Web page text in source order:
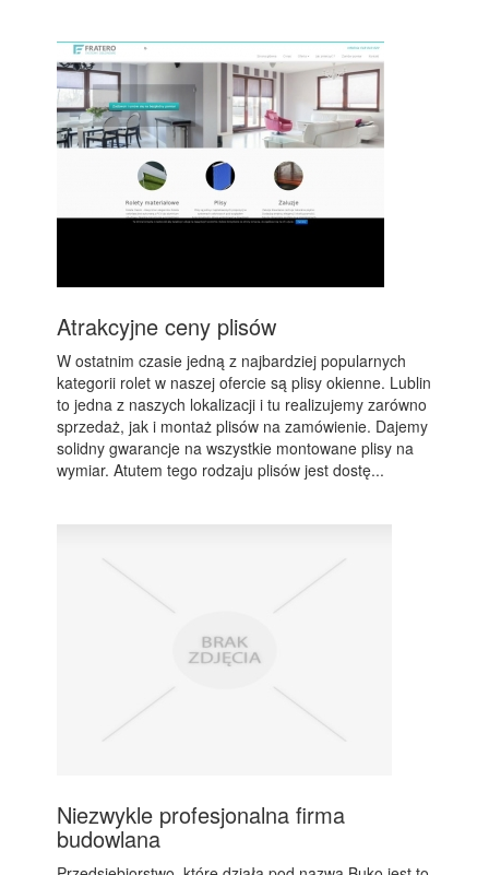
Atrakcyjne ceny plisów
W ostatnim czasie jedną z najbardziej popularnych
kategorii rolet w naszej ofercie są plisy okienne. Lublin
to jedna z naszych lokalizacji i tu realizujemy zarówno
sprzedaż, jak i montaż plisów na zamówienie. Dajemy
solidny gwarancje na wszystkie montowane plisy na
wymiar. Atutem tego rodzaju plisów jest dostę...
Niezwykle profesjonalna firma
budowlana